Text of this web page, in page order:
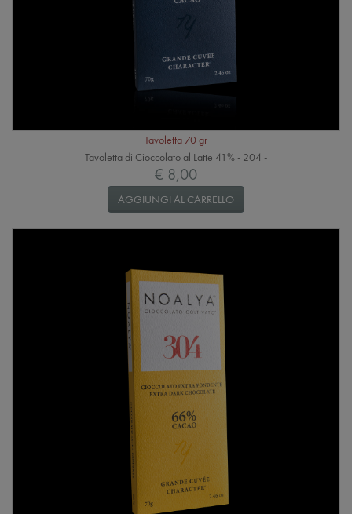
Tavoletta 70 gr
Tavoletta di Cioccolato al Latte 41% - 204 -
€ 8,00
AGGIUNGI AL CARRELLO